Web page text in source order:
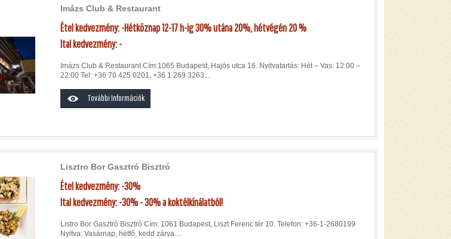
Imázs Club & Restaurant
Étel kedvezmény: -Hétköznap 12-17 h-ig 30% utána 20%, hétvégén 20 %
Ital kedvezmény: -
Imázs Club & Restaurant Cím:1065 Budapest, Hajós utca 16. Nyitvatartás: Hét – Vas: 12:00 –
22:00 Tel: +36 70 425 0201, +36 1 269 3263...
További Információk
Lisztro Bor Gasztró Bisztró
Étel kedvezmény: -30%
Ital kedvezmény: -30% - 30% a koktélkínálatból!
Listro Bor Gasztró Bisztró Cím: 1061 Budapest, Liszt Ferenc tér 10. Telefon: +36-1-2680199
Nyitva: Vasárnap, hétfő, kedd zárva....